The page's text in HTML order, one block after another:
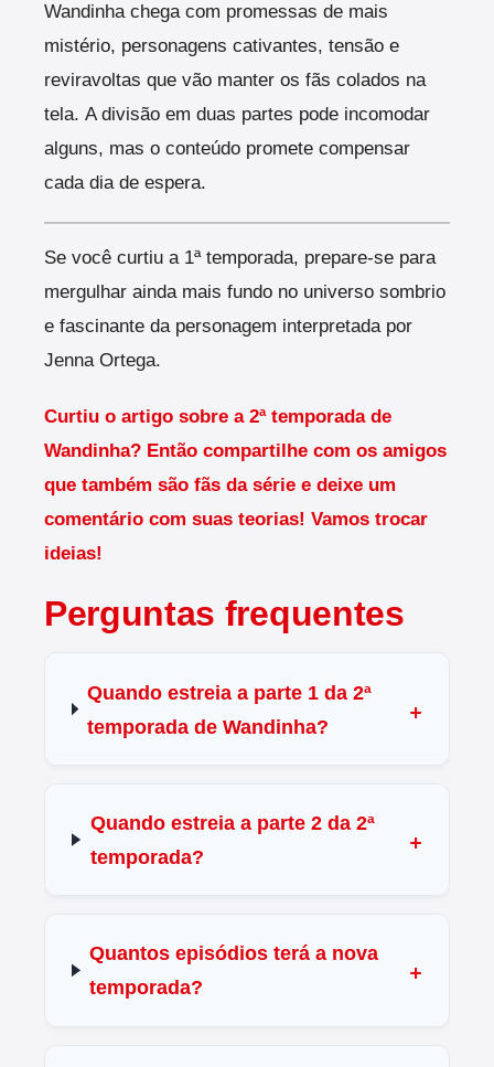
Wandinha chega com promessas de mais
mistério, personagens cativantes, tensão e
reviravoltas que vão manter os fãs colados na
tela. A divisão em duas partes pode incomodar
alguns, mas o conteúdo promete compensar
cada dia de espera.
Se você curtiu a 1ª temporada, prepare-se para
mergulhar ainda mais fundo no universo sombrio
e fascinante da personagem interpretada por
Jenna Ortega.
Curtiu o artigo sobre a 2ª temporada de
Wandinha? Então compartilhe com os amigos
que também são fãs da série e deixe um
comentário com suas teorias! Vamos trocar
ideias!
Perguntas frequentes
Quando estreia a parte 1 da 2ª
temporada de Wandinha?
Quando estreia a parte 2 da 2ª
temporada?
Quantos episódios terá a nova
temporada?